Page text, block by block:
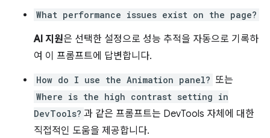
What performance issues exist on the page?
AI 지원은 선택한 설정으로 성능 추적을 자동으로 기록하
여 이 프롬프트에 답변합니다.
How do I use the Animation panel? 또는
Where is the high contrast setting in
DevTools? 과 같은 프롬프트는 DevTools 자체에 대한
직접적인 도움을 제공합니다.